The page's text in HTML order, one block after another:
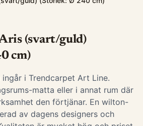
(svart/guld)
cm)
i Trendcarpet Art Line.
matta eller i annat rum där
den förtjänar. En wilton-
av dagens designers och